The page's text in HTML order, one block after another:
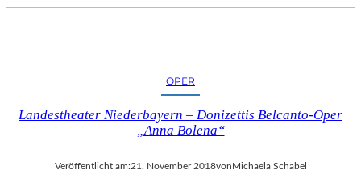
E
R
A
OPER
Landestheater Niederbayern – Donizettis Belcanto-Oper
„Anna Bolena“
Veröffentlicht am:21. November 2018vonMichaela Schabel